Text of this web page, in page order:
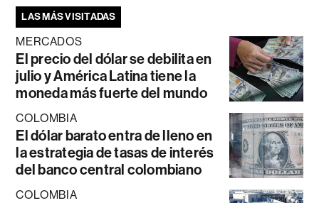
LAS MÁS VISITADAS
MERCADOS
El precio del dólar se debilita en
julio y América Latina tiene la
moneda más fuerte del mundo
COLOMBIA
El dólar barato entra de lleno en
la estrategia de tasas de interés
del banco central colombiano
COLOMBIA